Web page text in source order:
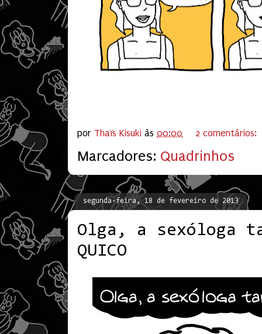
por Thaïs Kisuki às 00:00 2 comentários:
Marcadores: Quadrinhos
segunda-feira, 18 de fevereiro de 2013
Olga, a sexóloga
QUICO